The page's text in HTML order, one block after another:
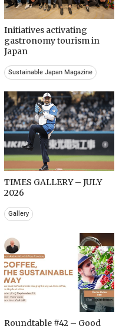
Initiatives activating
gastronomy tourism in
Japan
Sustainable Japan Magazine
TIMES GALLERY – JULY
2026
Gallery
Roundtable #42 – Good